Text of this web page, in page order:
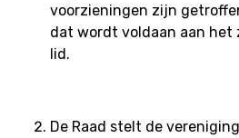
voorzieningen zijn
dat wordt voldaan aan het
lid.
De Raad stelt de